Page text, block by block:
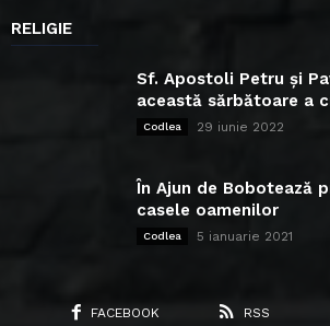
RELIGIE
Sf. Apostoli Petru și
această sărbătoare a
Codlea 29 iunie 2022
În Ajun de Bobotează
casele oamenilor
Codlea 5 ianuarie 2021
FACEBOOK RSS